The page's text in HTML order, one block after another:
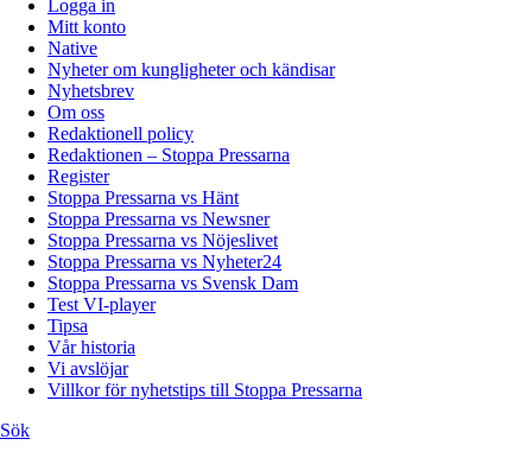
Logga in
Mitt konto
Native
Nyheter om kungligheter och kändisar
Nyhetsbrev
Om oss
Redaktionell policy
Redaktionen – Stoppa Pressarna
Register
Stoppa Pressarna vs Hänt
Stoppa Pressarna vs Newsner
Stoppa Pressarna vs Nöjeslivet
Stoppa Pressarna vs Nyheter24
Stoppa Pressarna vs Svensk Dam
Test VI-player
Tipsa
Vår historia
Vi avslöjar
Villkor för nyhetstips till Stoppa Pressarna
Sök